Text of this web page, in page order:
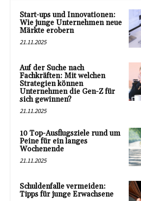
Start-ups und Innovationen:
Wie junge Unternehmen neue
Märkte erobern
21.11.2025
Auf der Suche nach
Fachkräften: Mit welchen
Strategien können
Unternehmen die Gen-Z für
sich gewinnen?
21.11.2025
10 Top-Ausflugsziele rund um
Peine für ein langes
Wochenende
21.11.2025
Schuldenfalle vermeiden:
Tipps für junge Erwachsene